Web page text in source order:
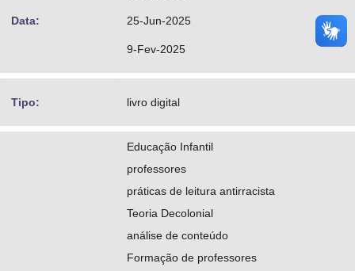
Data: 25-Jun-2025
9-Fev-2025
Tipo: livro digital
Educação Infantil
professores
práticas de leitura antirracista
Teoria Decolonial
análise de conteúdo
Formação de professores